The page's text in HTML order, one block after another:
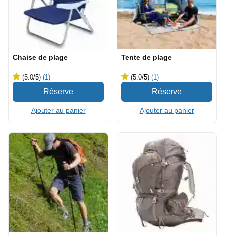
Chaise de plage
(5.0/5) (1)
Ajouter au panier
Tente de plage
(5.0/5) (1)
Ajouter au panier